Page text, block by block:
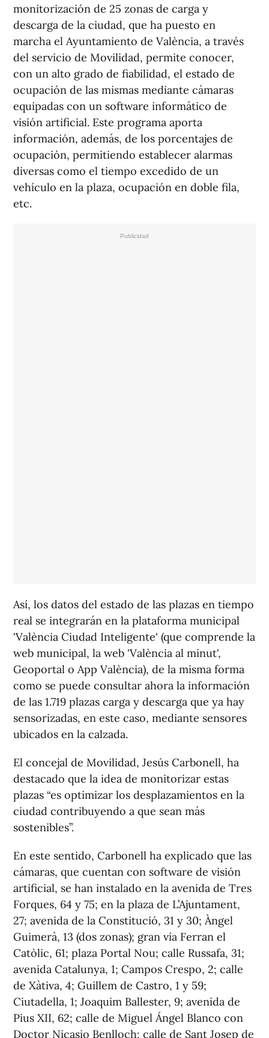
monitorización de 25 zonas de carga y
descarga de la ciudad, que ha puesto en
marcha el Ayuntamiento de València, a través
del servicio de Movilidad, permite conocer,
con un alto grado de fiabilidad, el estado de
ocupación de las mismas mediante cámaras
equipadas con un software informático de
visión artificial. Este programa aporta
información, además, de los porcentajes de
ocupación, permitiendo establecer alarmas
diversas como el tiempo excedido de un
vehículo en la plaza, ocupación en doble fila,
etc.
Así, los datos del estado de las plazas en tiempo
real se integrarán en la plataforma municipal
'València Ciudad Inteligente' (que comprende la
web municipal, la web 'València al minut',
Geoportal o App València), de la misma forma
como se puede consultar ahora la información
de las 1.719 plazas carga y descarga que ya hay
sensorizadas, en este caso, mediante sensores
ubicados en la calzada.
El concejal de Movilidad, Jesús Carbonell, ha
destacado que la idea de monitorizar estas
plazas “es optimizar los desplazamientos en la
ciudad contribuyendo a que sean más
sostenibles”.
En este sentido, Carbonell ha explicado que las
cámaras, que cuentan con software de visión
artificial, se han instalado en la avenida de Tres
Forques, 64 y 75; en la plaza de L’Ajuntament,
27; avenida de la Constitució, 31 y 30; Àngel
Guimerà, 13 (dos zonas); gran vía Ferran el
Catòlic, 61; plaza Portal Nou; calle Russafa, 31;
avenida Catalunya, 1; Campos Crespo, 2; calle
de Xàtiva, 4; Guillem de Castro, 1 y 59;
Ciutadella, 1; Joaquim Ballester, 9; avenida de
Pius XII, 62; calle de Miguel Ángel Blanco con
Doctor Nicasio Benlloch; calle de Sant Josep de